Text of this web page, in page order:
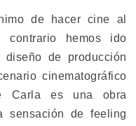
de hacer cine al
hemos ido
de producción
cinematográfico
Carla es una obra
sensación de feeling